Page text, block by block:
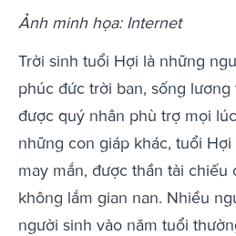
Ảnh minh họa: Internet
Trời sinh tuổi Hợi là những
phúc đức trời ban, sống
được quý nhân phù trợ mọi
những con giáp khác, tuổi
may mắn, được thần tài chiếu
không lắm gian nan. Nhiều
người sinh vào năm tuổi